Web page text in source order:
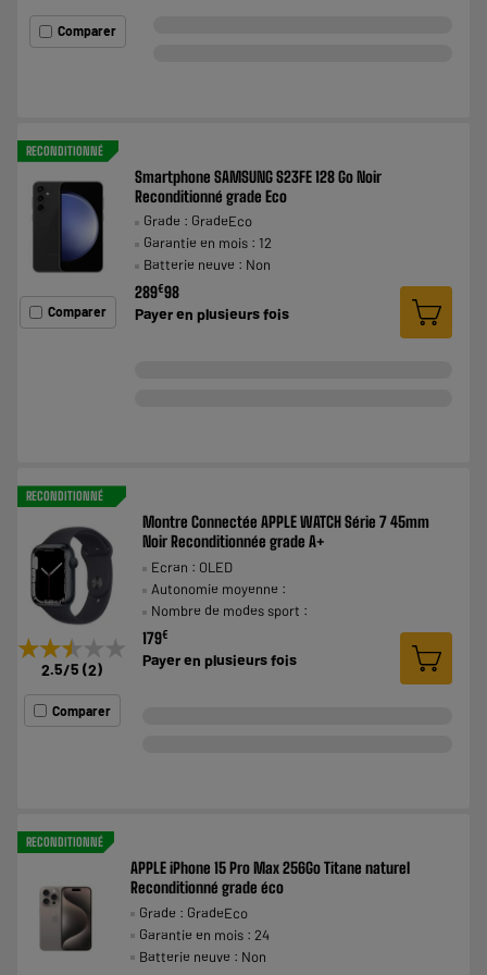
Comparer
RECONDITIONNÉ
Comparer
Smartphone SAMSUNG S23FE 128 Go Noir
Reconditionné grade Eco
Grade : GradeEco
Garantie en mois : 12
Batterie neuve : Non
289€98
Payer enplusieurs fois
RECONDITIONNÉ
★★★★★
★★★★★
2.5/5 (2)
Comparer
Montre Connectée APPLE WATCH Série 7 45mm
Noir Reconditionnée grade A+
Ecran : OLED
Autonomie moyenne :
Nombre de modes sport :
179€
Payer en plusieurs fois
RECONDITIONNÉ
APPLE iPhone 15 Pro Max 256Go Titane naturel
Reconditionné grade éco
Grade : GradeEco
Garantie en mois : 24
Batterie neuve : Non